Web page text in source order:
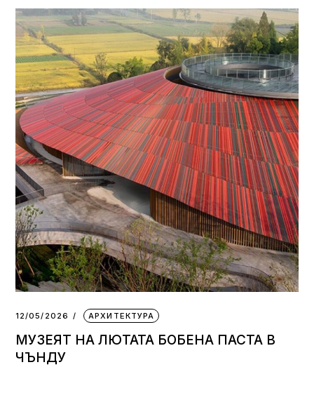
12/05/2026 АРХИТЕКТУРА
МУЗЕЯТ НА ЛЮТАТА БОБЕНА ПАСТА В
ЧЪНДУ